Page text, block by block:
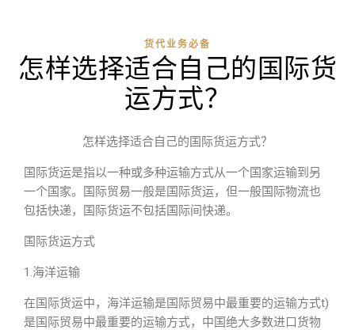
货代业务必备
怎样选择适合自己的国际货
运方式？
怎样选择适合自己的国际货运方式？
国际货运是指以一种或多种运输方式从一个国家运输到另
一个国家。国际贸易一般是国际货运，但一般国际物流也
包括快递，国际货运不包括国际间快递。
国际货运方式
1.海洋运输
在国际货运中，海洋运输是国际贸易中最重要的运输方式t)
是国际贸易中最重要的运输方式，中国绝大多数进口货物